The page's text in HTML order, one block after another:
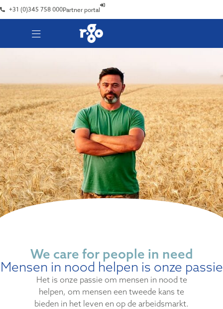
+31 (0)345 758 000Partner portal
We care for people in need
Mensen in nood helpen is onze passie
Het is onze passie om mensen in nood te
helpen, om mensen een tweede kans te
bieden in het leven en op de arbeidsmarkt.